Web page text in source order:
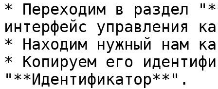
* Переходим в раздел
интерфейс управления
* Находим нужный нам
* Копируем его
"**Идентификатор**".